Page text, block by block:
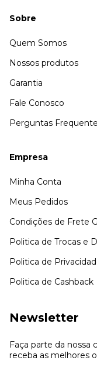
Sobre
Quem Somos
Nossos produtos
Garantia
Fale Conosco
Perguntas
Empresa
Minha Conta
Meus Pedidos
Condições de Frete
Politica de Trocas e
Politica de
Politica de Cashback
Newsletter
Faça parte da nossa
receba as melhores